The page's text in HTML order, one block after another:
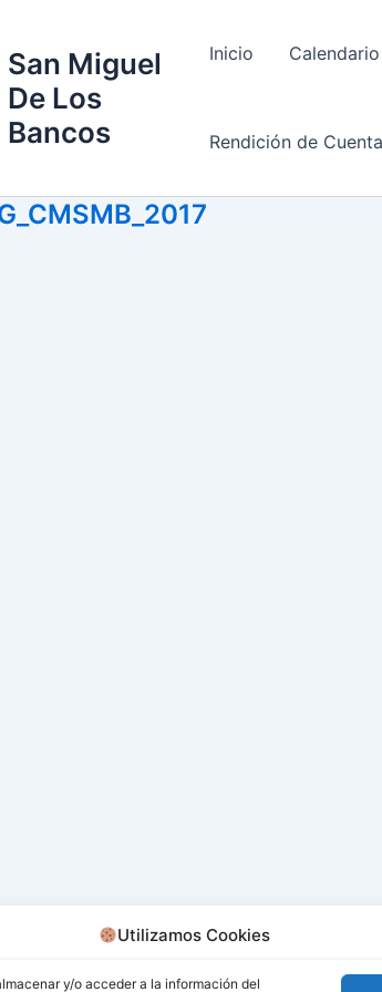
Utilizamos Cookies
y/o acceder a la información del
San Miguel
De Los
Bancos
Inicio
Rendición de